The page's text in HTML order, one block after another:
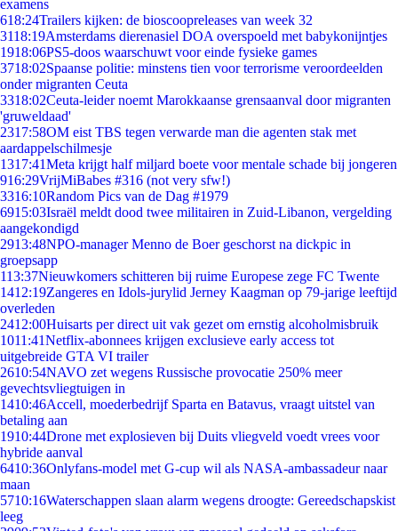
examens
618:24Trailers kijken: de bioscoopreleases van week 32
3118:19Amsterdams dierenasiel DOA overspoeld met babykonijntjes
1918:06PS5-doos waarschuwt voor einde fysieke games
3718:02Spaanse politie: minstens tien voor terrorisme veroordeelden
onder migranten Ceuta
3318:02Ceuta-leider noemt Marokkaanse grensaanval door migranten
'gruweldaad'
2317:58OM eist TBS tegen verwarde man die agenten stak met
aardappelschilmesje
1317:41Meta krijgt half miljard boete voor mentale schade bij jongeren
916:29VrijMiBabes #316 (not very sfw!)
3316:10Random Pics van de Dag #1979
6915:03Israël meldt dood twee militairen in Zuid-Libanon, vergelding
aangekondigd
2913:48NPO-manager Menno de Boer geschorst na dickpic in
groepsapp
113:37Nieuwkomers schitteren bij ruime Europese zege FC Twente
1412:19Zangeres en Idols-jurylid Jerney Kaagman op 79-jarige leeftijd
overleden
2412:00Huisarts per direct uit vak gezet om ernstig alcoholmisbruik
1011:41Netflix-abonnees krijgen exclusieve early access tot
uitgebreide GTA VI trailer
2610:54NAVO zet wegens Russische provocatie 250% meer
gevechtsvliegtuigen in
1410:46Accell, moederbedrijf Sparta en Batavus, vraagt uitstel van
betaling aan
1910:44Drone met explosieven bij Duits vliegveld voedt vrees voor
hybride aanval
6410:36Onlyfans-model met G-cup wil als NASA-ambassadeur naar
maan
5710:16Waterschappen slaan alarm wegens droogte: Gereedschapskist
leeg